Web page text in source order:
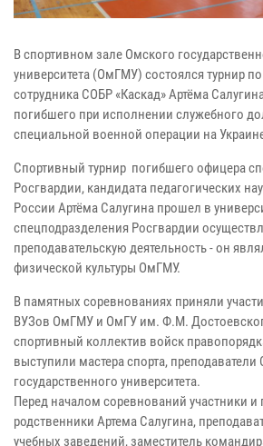
В спортивном зале Омского
университета (ОмГМУ) состоялся турнир
сотрудника СОБР «Каскад» Артёма
погибшего при исполнении служебного
специальной военной операции на
Спортивный турнир погибшего офицера
Росгвардии, кандидата педагогических
России Артёма Салугина прошел в
спецподразделения Росгвардии
преподавательскую деятельность - он
физической культуры ОмГМУ.
В памятных соревнованиях приняли
ВУЗов ОмГМУ и ОмГУ им. Ф.М.
спортивный коллектив войск
выступили мастера спорта, преподаватели
государственного университета.
Перед началом соревнований участники и
родственники Артема Салугина,
учебных заведений, заместитель